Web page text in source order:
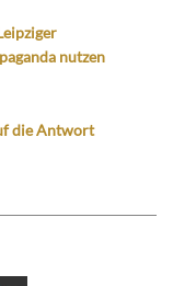
nutzen
die Antwort